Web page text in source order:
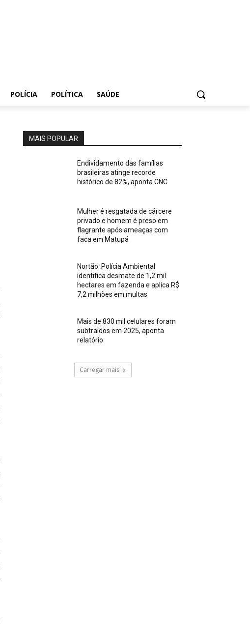
POLÍCIA POLÍTICA SAÚDE
MAIS POPULAR
Endividamento das famílias
brasileiras atinge recorde
histórico de 82%, aponta CNC
Mulher é resgatada de cárcere
privado e homem é preso em
flagrante após ameaças com
faca em Matupá
Nortão: Polícia Ambiental
identifica desmate de 1,2 mil
hectares em fazenda e aplica R$
7,2 milhões em multas
Mais de 830 mil celulares foram
subtraídos em 2025, aponta
relatório
Carregar mais